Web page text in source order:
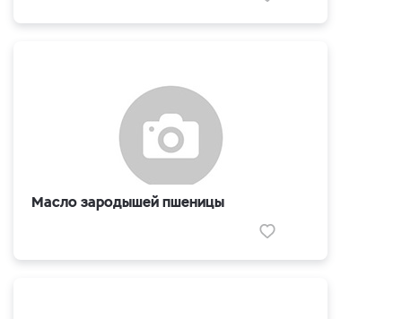
Масло зародышей пшеницы